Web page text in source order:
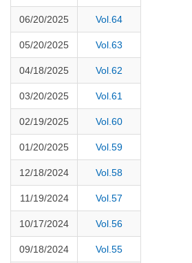
06/20/2025 Vol.64
05/20/2025 Vol.63
04/18/2025 Vol.62
03/20/2025 Vol.61
02/19/2025 Vol.60
01/20/2025 Vol.59
12/18/2024 Vol.58
11/19/2024 Vol.57
10/17/2024 Vol.56
09/18/2024 Vol.55